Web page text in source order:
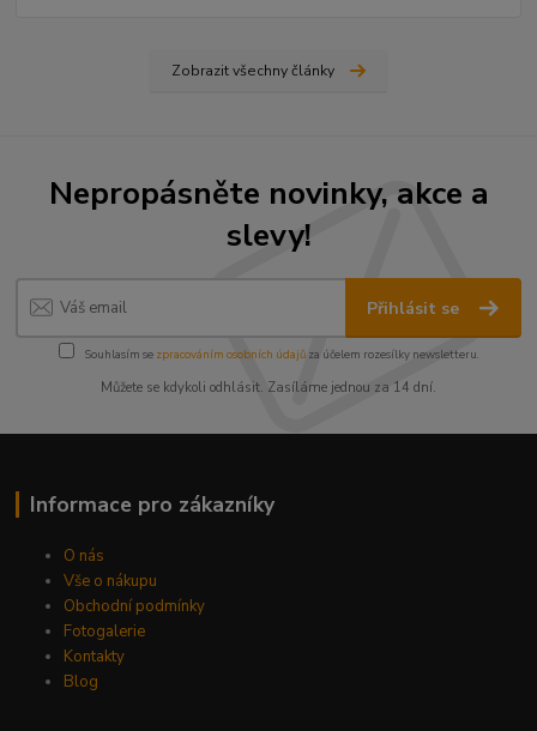
Zobrazit všechny články
Nepropásněte novinky, akce a
slevy!
Přihlásit se
Souhlasím se zpracováním osobních údajůza účelem rozesílky newsletteru.
Můžete se kdykoli odhlásit. Zasíláme jednou za 14 dní.
Informace pro zákazníky
O nás
Vše o nákupu
Obchodní podmínky
Fotogalerie
Kontakty
Blog